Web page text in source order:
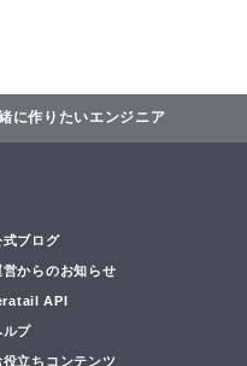
に作りたいエンジニア
式ブログ
営からのお知らせ
API
ルプ
役立ちコンテンツ